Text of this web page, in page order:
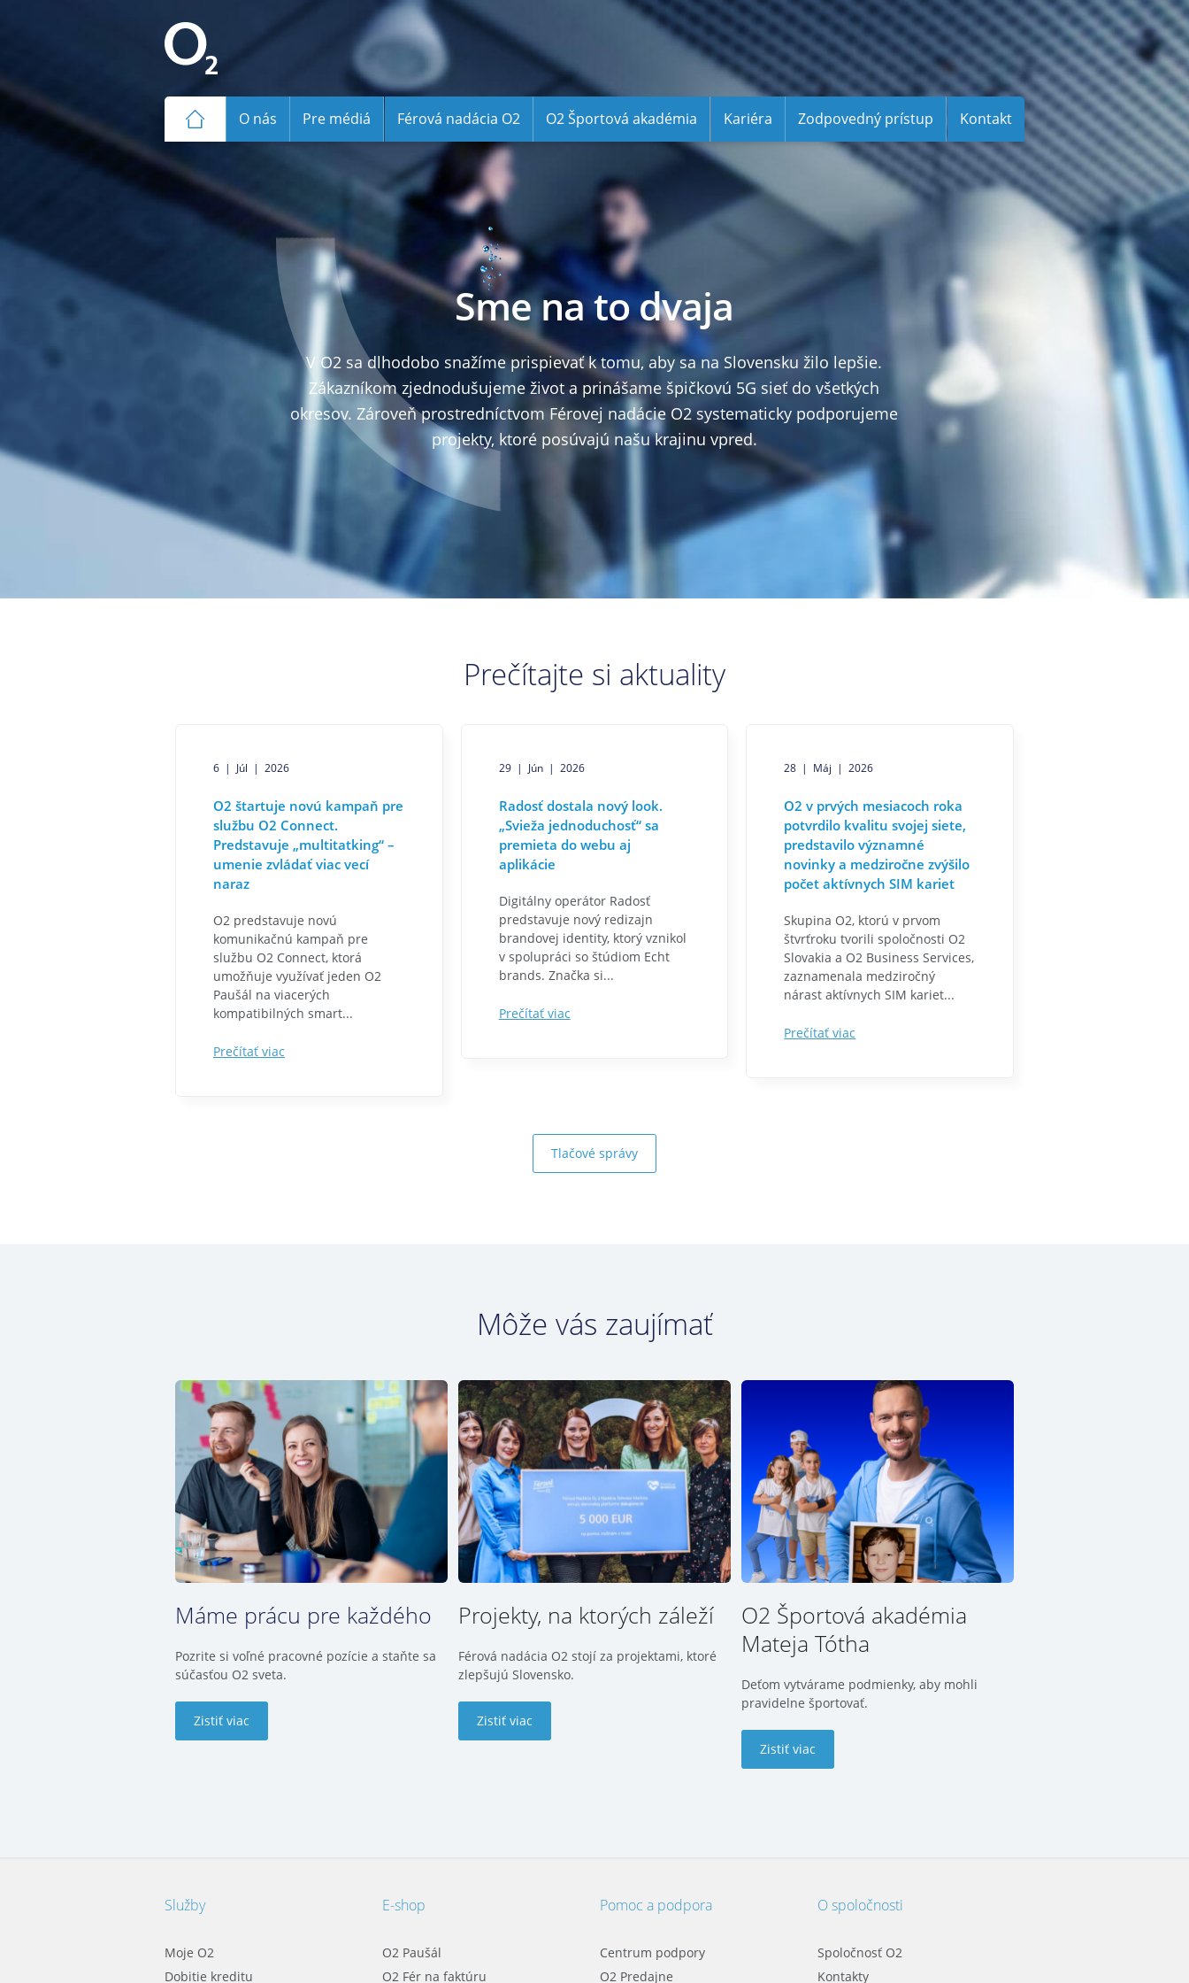
O nás Pre médiá Férová nadácia O2 O2 Športová akadémia Kariéra Zodpovedný prístup Kontakt
Sme na to dvaja
V O2 sa dlhodobo snažíme prispievať k tomu, aby sa na Slovensku žilo lepšie.
Zákazníkom zjednodušujeme život a prinášame špičkovú 5G sieť do všetkých
okresov. Zároveň prostredníctvom Férovej nadácie O2 systematicky podporujeme
projekty, ktoré posúvajú našu krajinu vpred.
Prečítajte si aktuality
6 | Júl | 2026
O2 štartuje novú kampaň pre
službu O2 Connect.
Predstavuje „multitatking“ –
umenie zvládať viac vecí
naraz
O2 predstavuje novú
komunikačnú kampaň pre
službu O2 Connect, ktorá
umožňuje využívať jeden O2
Paušál na viacerých
kompatibilných smart...
Prečítať viac
29 | Jún | 2026
Radosť dostala nový look.
„Svieža jednoduchosť“ sa
premieta do webu aj
aplikácie
Digitálny operátor Radosť
predstavuje nový redizajn
brandovej identity, ktorý vznikol
v spolupráci so štúdiom Echt
brands. Značka si...
Prečítať viac
28 | Máj | 2026
O2 v prvých mesiacoch roka
potvrdilo kvalitu svojej siete,
predstavilo významné
novinky a medziročne zvýšilo
počet aktívnych SIM kariet
Skupina O2, ktorú v prvom
štvrťroku tvorili spoločnosti O2
Slovakia a O2 Business Services,
zaznamenala medziročný
nárast aktívnych SIM kariet...
Prečítať viac
Tlačové správy
Môže vás zaujímať
Máme prácu pre každého
Pozrite si voľné pracovné pozície a staňte sa
súčasťou O2 sveta.
Zistiť viac
Projekty, na ktorých záleží
Férová nadácia O2 stojí za projektami, ktoré
zlepšujú Slovensko.
Zistiť viac
O2 Športová akadémia
Mateja Tótha
Deťom vytvárame podmienky, aby mohli
pravidelne športovať.
Zistiť viac
Služby
Moje O2
Dobitie kreditu
E-shop
O2 Paušál
O2 Fér na faktúru
Pomoc a podpora
Centrum podpory
O2 Predajne
O spoločnosti
Spoločnosť O2
Kontakty